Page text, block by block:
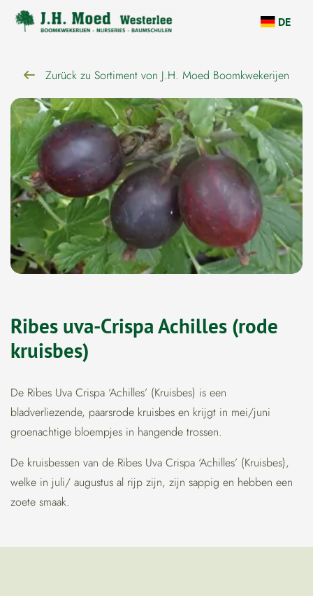
überspringen
DE
Zurück zu Sortiment von J.H. Moed Boomkwekerijen
Ribes uva-Crispa Achilles (rode
kruisbes)
De Ribes Uva Crispa ‘Achilles’ (Kruisbes) is een
bladverliezende, paarsrode kruisbes en krijgt in mei/juni
groenachtige bloempjes in hangende trossen.
De kruisbessen van de Ribes Uva Crispa ‘Achilles’ (Kruisbes),
welke in juli/ augustus al rijp zijn, zijn sappig en hebben een
zoete smaak.